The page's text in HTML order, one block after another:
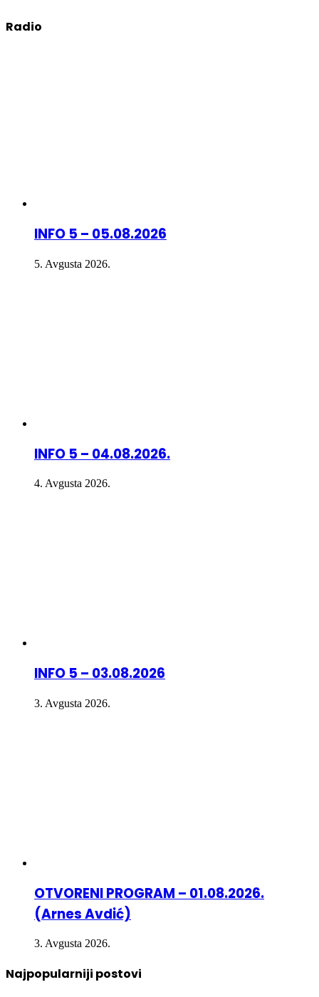
Radio
INFO 5 – 05.08.2026
5. Avgusta 2026.
INFO 5 – 04.08.2026.
4. Avgusta 2026.
INFO 5 – 03.08.2026
3. Avgusta 2026.
OTVORENI PROGRAM – 01.08.2026.
(Arnes Avdić)
3. Avgusta 2026.
Najpopularniji postovi